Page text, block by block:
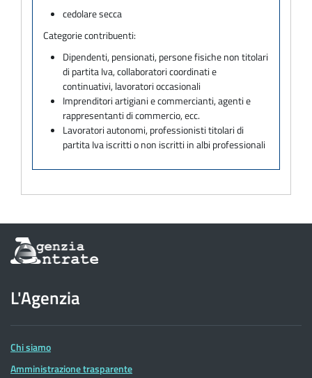
cedolare secca
Categorie contribuenti:
Dipendenti, pensionati, persone fisiche non titolari
di partita Iva, collaboratori coordinati e
continuativi, lavoratori occasionali
Imprenditori artigiani e commercianti, agenti e
rappresentanti di commercio, ecc.
Lavoratori autonomi, professionisti titolari di
partita Iva iscritti o non iscritti in albi professionali
Informazioni
sul
dell'Agenzia
delle
Entrate
L'Agenzia
Chi siamo
Amministrazione trasparente